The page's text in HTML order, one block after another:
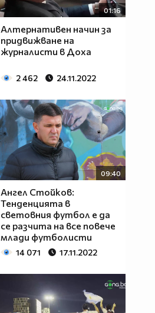
01:16
Алтернативен начин за
придвижване на
журналисти в Доха
2 462 24.11.2022
09:40
Ангел Стойков:
Тенденцията в
световния футбол е да
се разчита на все повече
млади футболисти
14 071 17.11.2022